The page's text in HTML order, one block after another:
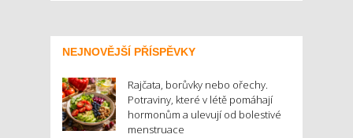
NEJNOVĚJŠÍ PŘÍSPĚVKY
Rajčata, borůvky nebo ořechy.
Potraviny, které v létě pomáhají
hormonům a ulevují od bolestivé
menstruace